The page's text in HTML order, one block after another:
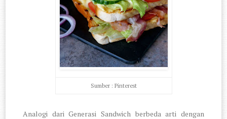
Sumber : Pinterest
Analogi dari Generasi Sandwich berbeda arti dengan